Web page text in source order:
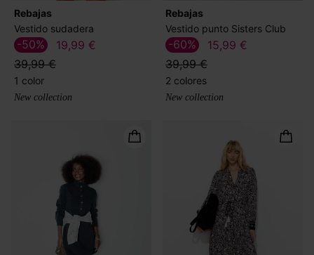
Rebajas
Vestido sudadera
19,99 €
39,99 €
-50%
1 color
New collection
Rebajas
Vestido punto Sisters Club
15,99 €
39,99 €
-60%
2 colores
New collection